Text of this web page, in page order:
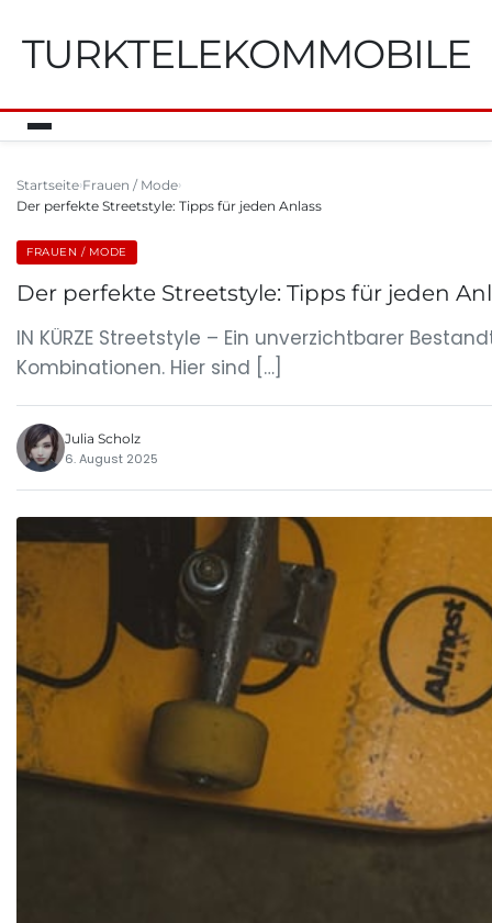
TURKTELEKOMMOBILE
Startseite Frauen / Mode
Der perfekte Streetstyle: Tipps für jeden Anlass
FRAUEN / MODE
Der perfekte Streetstyle: Tipps für jeden
IN KÜRZE Streetstyle – Ein unverzichtbarer
Kombinationen. Hier sind […]
Julia Scholz
6. August 2025